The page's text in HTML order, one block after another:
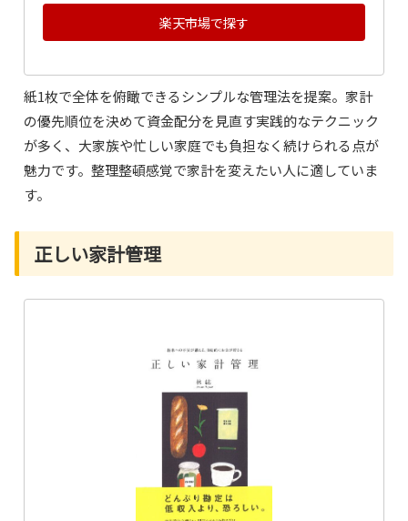
楽天市場で探す
紙1枚で全体を俯瞰できるシンプルな管理法を提案。家計
の優先順位を決めて資金配分を見直す実践的なテクニック
が多く、大家族や忙しい家庭でも負担なく続けられる点が
魅力です。整理整頓感覚で家計を変えたい人に適していま
す。
正しい家計管理